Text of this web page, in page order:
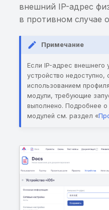
внешний IP-адрес
в противном случае
Примечание
Если IP-адрес внешнего
устройство недоступно,
использованием
модули, требующие
выполнено. Подробнее о
модулей см. раздел «